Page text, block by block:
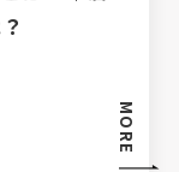
MORE